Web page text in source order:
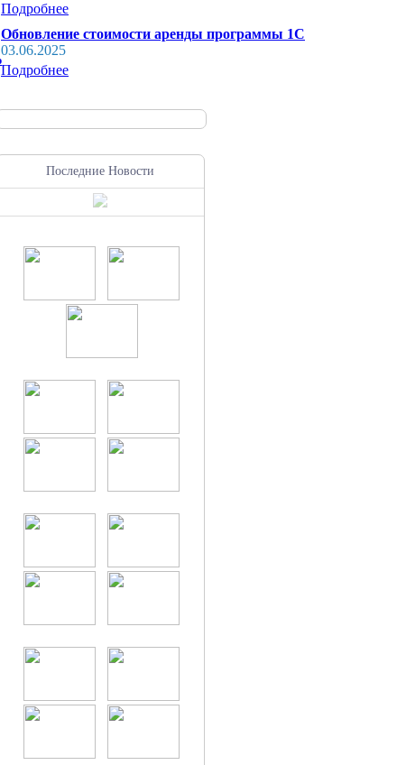
Подробнее
Обновление стоимости аренды программы 1С
03.06.2025
Подробнее
Последние Новости